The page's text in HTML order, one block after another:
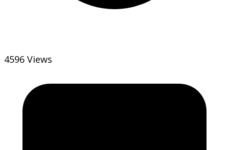
4596 Views